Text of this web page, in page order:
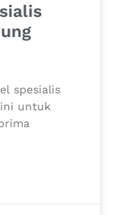
spesialis
untuk